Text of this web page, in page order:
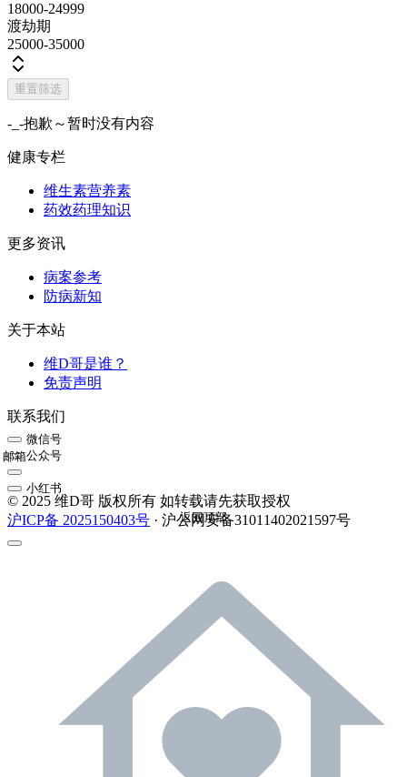
18000-24999
渡劫期
25000-35000
重置筛选
-_-抱歉～暂时没有内容
健康专栏
维生素营养素
药效药理知识
更多资讯
病案参考
防病新知
关于本站
维D哥是谁？
免责声明
联系我们
微信号
公众号
邮箱
小红书
© 2025 维D哥 版权所有 如转载请先获取授权
沪ICP备 2025150403号 · 沪公网安备31011402021597号
返回顶部